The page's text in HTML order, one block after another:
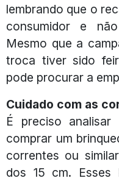
lembrando que o
consumidor e
Mesmo que a
troca tiver sido
pode procurar a
Cuidado com as
É preciso
comprar um
correntes ou
dos 15 cm. Esses